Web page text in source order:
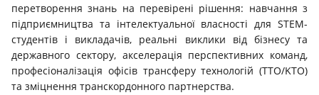
перетворення знань на перевірені рішення: навчання з
підприємництва та інтелектуальної власності для STEM-
студентів і викладачів, реальні виклики від бізнесу та
державного сектору, акселерація перспективних команд,
професіоналізація офісів трансферу технологій (TTO/KTO)
та зміцнення транскордонного партнерства.